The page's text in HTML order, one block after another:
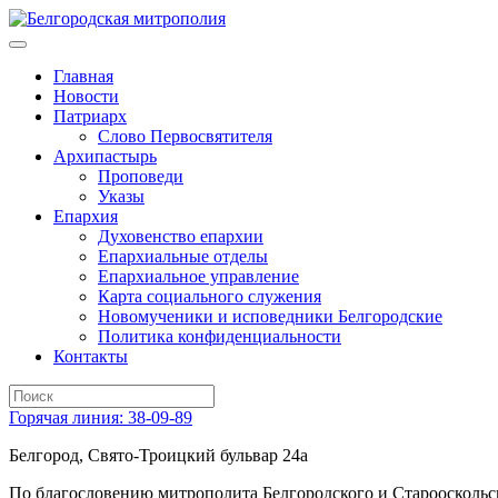
Главная
Новости
Патриарх
Слово Первосвятителя
Архипастырь
Проповеди
Указы
Епархия
Духовенство епархии
Епархиальные отделы
Епархиальное управление
Карта социального служения
Новомученики и исповедники Белгородские
Политика конфиденциальности
Контакты
Горячая линия: 38-09-89
Белгород, Свято-Троицкий бульвар 24а
По благословению митрополита Белгородского и